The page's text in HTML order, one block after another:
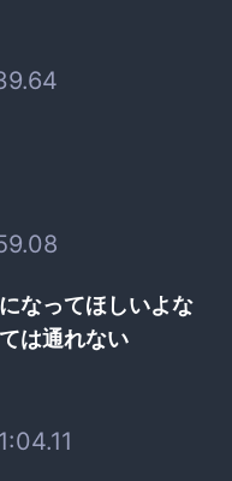
なってほしいよな
は通れない